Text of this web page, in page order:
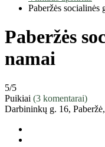
Paberžės socialinės
Paberžės
namai
5/5
Puikiai (3 komentarai)
Darbininkų g. 16,